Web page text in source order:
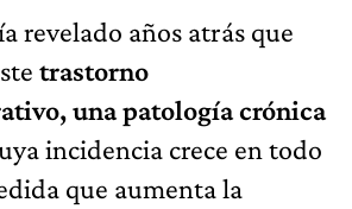
revelado años atrás que
trastorno
una patología crónica
incidencia crece en todo
que aumenta la